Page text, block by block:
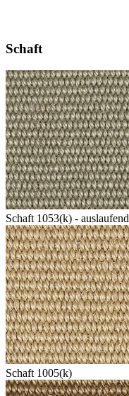
Schaft
Schaft 1053(k) - auslaufend
Schaft 1005(k)